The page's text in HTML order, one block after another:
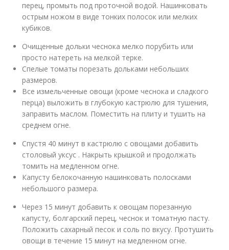
перец, промыть под проточной водой. Нашинковать
острым ножом в виде тонких полосок или мелких
кубиков.
Очищенные дольки чеснока мелко порубить или
просто натереть на мелкой терке.
Спелые томаты порезать дольками небольших
размеров.
Все измельченные овощи (кроме чеснока и сладкого
перца) выложить в глубокую кастрюлю для тушения,
заправить маслом. Поместить на плиту и тушить на
среднем огне.
Спустя 40 минут в кастрюлю с овощами добавить
столовый уксус . Накрыть крышкой и продолжать
томить на медленном огне.
Капусту белокочанную нашинковать полосками
небольшого размера.
Через 15 минут добавить к овощам порезанную
капусту, болгарский перец, чеснок и томатную пасту.
Положить сахарный песок и соль по вкусу. Протушить
овощи в течение 15 минут на медленном огне.